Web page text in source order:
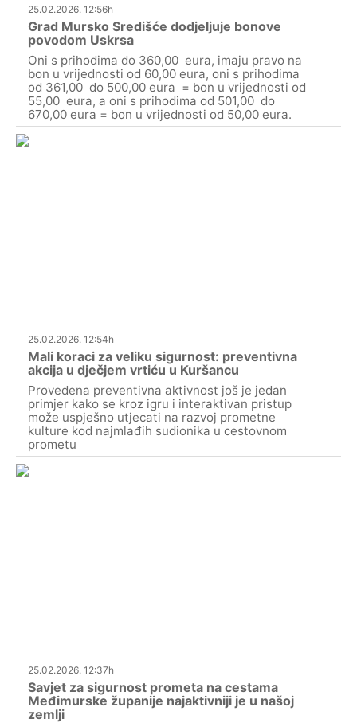
25.02.2026. 12:56h
Grad Mursko Središće dodjeljuje bonove
povodom Uskrsa
Oni s prihodima do 360,00 eura, imaju pravo na
bon u vrijednosti od 60,00 eura, oni s prihodima
od 361,00 do 500,00 eura = bon u vrijednosti od
55,00 eura, a oni s prihodima od 501,00 do
670,00 eura = bon u vrijednosti od 50,00 eura.
25.02.2026. 12:54h
Mali koraci za veliku sigurnost: preventivna
akcija u dječjem vrtiću u Kuršancu
Provedena preventivna aktivnost još je jedan
primjer kako se kroz igru i interaktivan pristup
može uspješno utjecati na razvoj prometne
kulture kod najmlađih sudionika u cestovnom
prometu
25.02.2026. 12:37h
Savjet za sigurnost prometa na cestama
Međimurske županije najaktivniji je u našoj
zemlji